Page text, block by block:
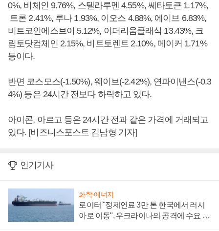
0%, 비체인 9.76%, 스텔라루멘 4.55%, 쎄타토큰 1.17%,
트론 2.41%, 루나 1.93%, 이오스 4.88%, 에이브 6.83%,
비트코인에스브이 5.12%, 이더리움클래식 13.43%, 크
립토닷컴체인 2.15%, 비트토렌트 2.10%, 메이커 1.71%
등이다.
반면 코스모스(-1.50%), 웨이브(-2.42%), 연파이낸스(-0.3
4%) 등은 24시간 전보다 하락하고 있다.
아이콘, 아르고 등은 24시간 전과 같은 가격에 거래되고
있다. [비즈니스포스트 김남형 기자]
인기기사
화학·에너지
로이터 "정제연료 3만 톤 한국에서 러시
아로 이동", 우크라이나의 공격에 수요 늘